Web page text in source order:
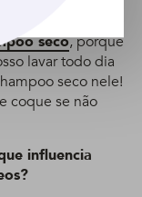
seco, porque
lavar todo dia
seco nele!
coque se não
influencia